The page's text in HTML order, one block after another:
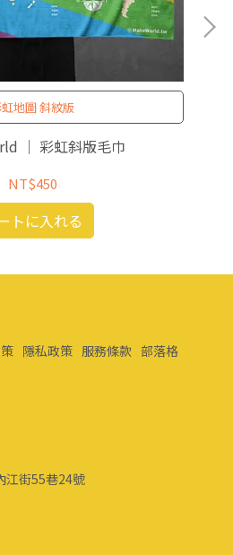
地圖 斜紋版
｜ 彩虹斜版毛巾
NT$450
トに入れる
隱私政策 服務條款 部落格
江街55巷24號